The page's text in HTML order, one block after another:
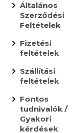
Általános
Szerződési
Feltételek
Fizetési
feltételek
Szállítási
feltételek
Fontos
tudnivalók /
Gyakori
kérdések